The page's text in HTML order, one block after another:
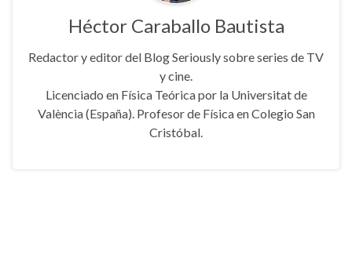
Héctor Caraballo Bautista
Redactor y editor del Blog Seriously sobre series de TV
y cine.
Licenciado en Física Teórica por la Universitat de
València (España). Profesor de Física en Colegio San
Cristóbal.